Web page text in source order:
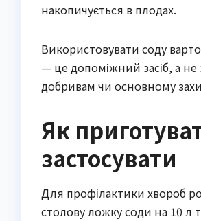
накопичується в плодах.
Використовувати соду
— це допоміжний засіб, а не
добривам чи основному
Як
застосувати
Для профілактики хвороб
столову ложку соди на 10 л